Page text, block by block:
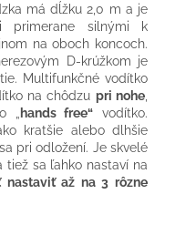
má dĺžku 2,0 m a je
primerane silnými k
na oboch koncoch.
D-krúžkom je
Multifunkčné vodítko
na chôdzu pri nohe
„ hands free“ vodítko.
kratšie alebo dlhšie
pri odložení. Je skvelé
tiež sa ľahko nastaví na
nastaviť až na 3 rôzne